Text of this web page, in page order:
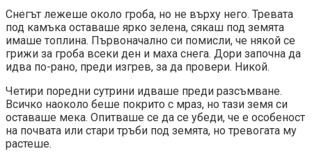
Снегът лежеше около гроба, но не върху него. Тревата
под камъка оставаше ярко зелена, сякаш под земята
имаше топлина. Първоначално си помисли, че някой се
грижи за гроба всеки ден и маха снега. Дори започна да
идва по-рано, преди изгрев, за да провери. Никой.
Четири поредни сутрини идваше преди разсъмване.
Всичко наоколо беше покрито с мраз, но тази земя си
оставаше мека. Опитваше се да се убеди, че е особеност
на почвата или стари тръби под земята, но тревогата му
растеше.